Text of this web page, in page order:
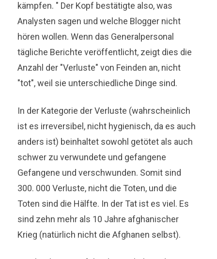
kämpfen. " Der Kopf bestätigte also, was
Analysten sagen und welche Blogger nicht
hören wollen. Wenn das Generalpersonal
tägliche Berichte veröffentlicht, zeigt dies die
Anzahl der "Verluste" von Feinden an, nicht
"tot", weil sie unterschiedliche Dinge sind.
In der Kategorie der Verluste (wahrscheinlich
ist es irreversibel, nicht hygienisch, da es auch
anders ist) beinhaltet sowohl getötet als auch
schwer zu verwundete und gefangene
Gefangene und verschwunden. Somit sind
300. 000 Verluste, nicht die Toten, und die
Toten sind die Hälfte. In der Tat ist es viel. Es
sind zehn mehr als 10 Jahre afghanischer
Krieg (natürlich nicht die Afghanen selbst).